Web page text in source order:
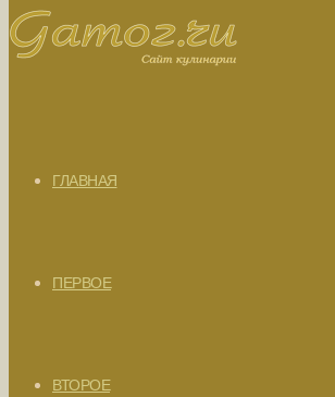
ГЛАВНАЯ
ПЕРВОЕ
ВТОРОЕ